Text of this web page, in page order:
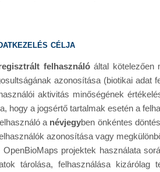
célja
felhasználóáltal kötelezően
azonosítása (biotikai adat
aktivitás minőségének
hogy a jogsértő tartalmak esetén a
a névjegyben önkéntes
azonosítása vagy
OpenBioMaps projektek használata
tárolása, felhasználása kizárólag